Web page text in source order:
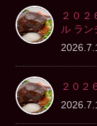
２０２
ル ラン
２０２